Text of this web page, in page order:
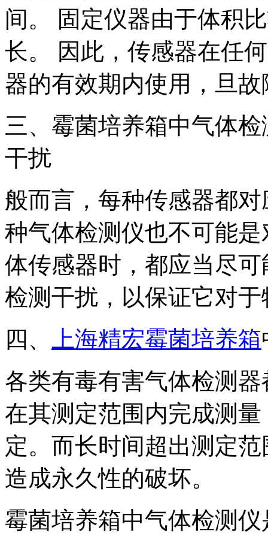
间。 固定仪器由于体积
长。 因此，传感器在任
器的有效期内使用，旦
三、霉菌培养箱中气体
干扰
般而言，每种传感器都
种气体检测仪也不可能
体传感器时，都应当尽
检测干扰，以保证它对
四、
上海精宏霉菌培养箱
各类有毒有害气体检测
在其测定范围内完成测
定。而长时间超出测定
造成永久性的破坏。
霉菌培养箱中气体检测